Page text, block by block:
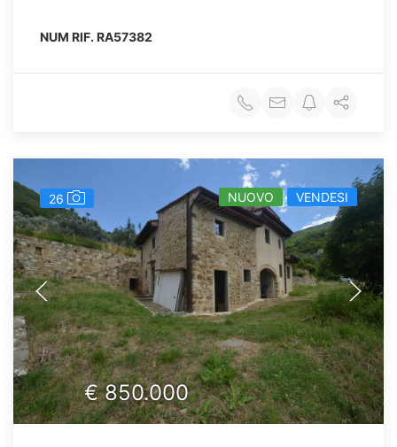
NUM RIF. RA57382
26 NUOVO VENDESI
€850.000